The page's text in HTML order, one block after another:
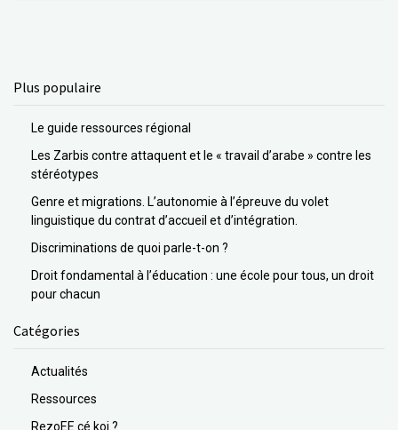
Plus populaire
Le guide ressources régional
Les Zarbis contre attaquent et le « travail d’arabe » contre les
stéréotypes
Genre et migrations. L’autonomie à l’épreuve du volet
linguistique du contrat d’accueil et d’intégration.
Discriminations de quoi parle-t-on ?
Droit fondamental à l’éducation : une école pour tous, un droit
pour chacun
Catégories
Actualités
Ressources
RezoEE cé koi ?